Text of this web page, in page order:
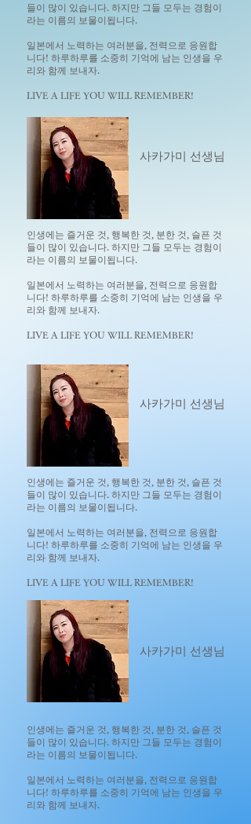
들이 많이 있습니다. 하지만 그들 모두는 경험이
라는 이름의 보물이됩니다.
일본에서 노력하는 여러분을, 전력으로 응원합
니다! 하루하루를 소중히 기억에 남는 인생을 우
리와 함께 보내자.
LIVE A LIFE YOU WILL REMEMBER!
사카가미 선생님
인생에는 즐거운 것, 행복한 것, 분한 것, 슬픈 것
들이 많이 있습니다. 하지만 그들 모두는 경험이
라는 이름의 보물이됩니다.
일본에서 노력하는 여러분을, 전력으로 응원합
니다! 하루하루를 소중히 기억에 남는 인생을 우
리와 함께 보내자.
LIVE A LIFE YOU WILL REMEMBER!
사카가미 선생님
인생에는 즐거운 것, 행복한 것, 분한 것, 슬픈 것
들이 많이 있습니다. 하지만 그들 모두는 경험이
라는 이름의 보물이됩니다.
일본에서 노력하는 여러분을, 전력으로 응원합
니다! 하루하루를 소중히 기억에 남는 인생을 우
리와 함께 보내자.
LIVE A LIFE YOU WILL REMEMBER!
사카가미 선생님
인생에는 즐거운 것, 행복한 것, 분한 것, 슬픈 것
들이 많이 있습니다. 하지만 그들 모두는 경험이
라는 이름의 보물이됩니다.
일본에서 노력하는 여러분을, 전력으로 응원합
니다! 하루하루를 소중히 기억에 남는 인생을 우
리와 함께 보내자.